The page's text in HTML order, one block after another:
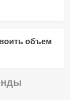
объем